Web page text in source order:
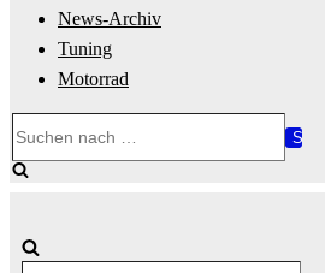
News-Archiv
Tuning
Motorrad
nach …